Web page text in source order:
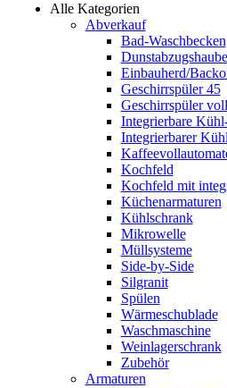
Alle Kategorien
Abverkauf
Bad-Waschbecken
Dunstabzugshaube
Einbauherd/
Geschirrspüler 45
Geschirrspüler
Integrierbare
Integrierbarer
Kochfeld
Kochfeld mit
Küchenarmaturen
Kühlschrank
Mikrowelle
Müllsysteme
Side-by-Side
Silgranit
Spülen
Wärmeschublade
Waschmaschine
Weinlagerschrank
Zubehör
Armaturen